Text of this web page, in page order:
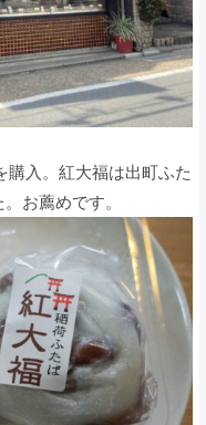
購入。紅大福は出町ふた
お薦めです。